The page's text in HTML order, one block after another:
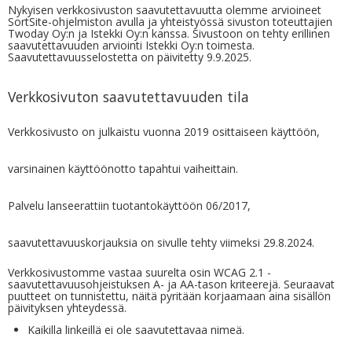
Nykyisen verkkosivuston saavutettavuutta olemme arvioineet
SortSite-ohjelmiston avulla ja yhteistyössä sivuston toteuttajien
Twoday Oy:n ja Istekki Oy:n kanssa. Sivustoon on tehty erillinen
saavutettavuuden arviointi Istekki Oy:n toimesta.
Saavutettavuusselostetta on päivitetty 9.9.2025.
Verkkosivuton saavutettavuuden tila
Verkkosivusto on julkaistu vuonna 2019 osittaiseen käyttöön,
varsinainen käyttöönotto tapahtui vaiheittain.
Palvelu lanseerattiin tuotantokäyttöön 06/2017,
saavutettavuuskorjauksia on sivulle tehty viimeksi 29.8.2024.
Verkkosivustomme vastaa suurelta osin WCAG 2.1 -
saavutettavuusohjeistuksen A- ja AA-tason kriteerejä. Seuraavat
puutteet on tunnistettu, näitä pyritään korjaamaan aina sisällön
päivityksen yhteydessä.
Kaikilla linkeillä ei ole saavutettavaa nimeä.